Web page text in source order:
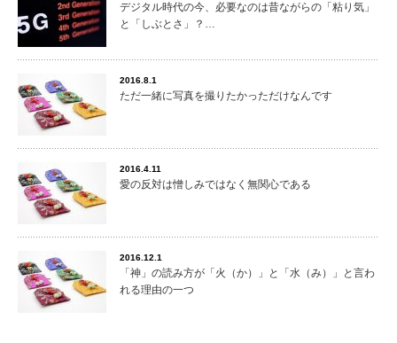
デジタル時代の今、必要なのは昔ながらの「粘り気」
と「しぶとさ」？…
2016.8.1
ただ一緒に写真を撮りたかっただけなんです
2016.4.11
愛の反対は憎しみではなく無関心である
2016.12.1
「神」の読み方が「火（か）」と「水（み）」と言わ
れる理由の一つ